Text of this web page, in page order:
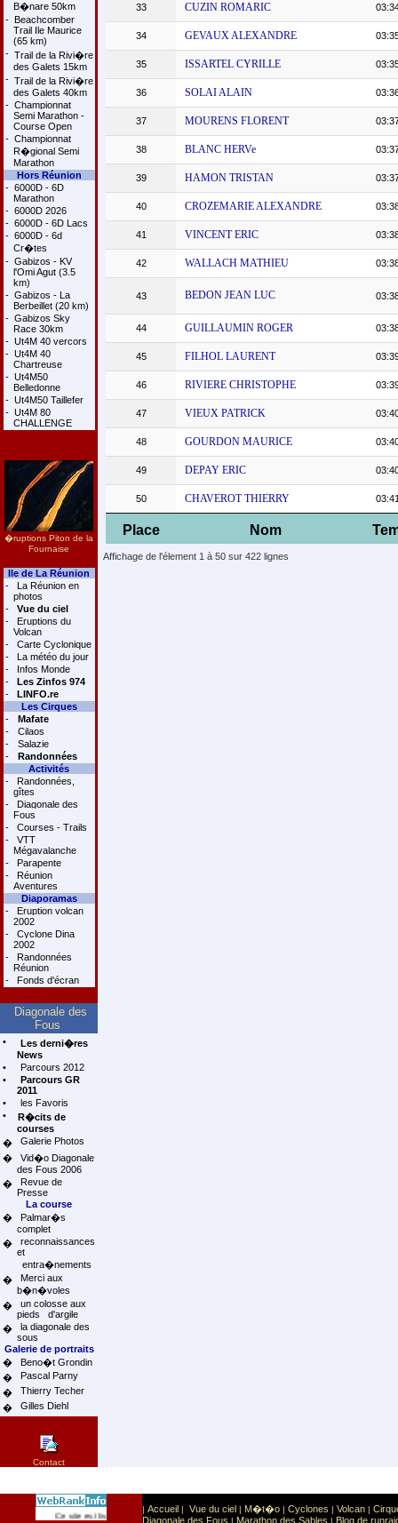
B�nare 50km
- Beachcomber
Trail Ile Maurice
(65 km)
- Trail de la Rivi�re
des Galets 15km
- Trail de la Rivi�re
des Galets 40km
- Championnat
Semi Marathon -
Course Open
- Championnat
R�gional Semi
Marathon
Hors Réunion
- 6000D - 6D
Marathon
- 6000D 2026
- 6000D - 6D Lacs
- 6000D - 6d
Cr�tes
- Gabizos - KV
l'Omi Agut (3.5
km)
- Gabizos - La
Berbeillet (20 km)
- Gabizos Sky
Race 30km
- Ut4M 40 vercors
- Ut4M 40
Chartreuse
- Ut4M50
Belledonne
- Ut4M50 Taillefer
- Ut4M 80
CHALLENGE
�ruptions Piton de la
Fournaise
Ile de La Réunion
-
La Réunion en
photos
-
Vue du ciel
-
Eruptions du
Volcan
-
Carte Cyclonique
-
La météo du jour
-
Infos Monde
-
Les Zinfos 974
-
LINFO.re
Les Cirques
-
Mafate
-
Cilaos
-
Salazie
-
Randonnées
Activités
-
Randonnées,
gîtes
-
Diagonale des
Fous
-
Courses - Trails
-
VTT
Mégavalanche
-
Parapente
-
Réunion
Aventures
Diaporamas
-
Eruption volcan
2002
-
Cyclone Dina
2002
-
Randonnées
Réunion
-
Fonds d'écran
Diagonale des
Fous
•
Les derni�res
News
•
Parcours 2012
•
Parcours GR
2011
•
les Favoris
•
R�cits de
courses
�
Galerie Photos
�
Vid�o Diagonale
des Fous 2006
�
Revue de
Presse
La course
�
Palmar�s
complet
�
reconnaissances
et
entra�nements
�
Merci aux
b�n�voles
�
un colosse aux
pieds d'argile
�
la diagonale des
sous
Galerie de portraits
�
Beno�t Grondin
�
Pascal Parny
�
Thierry Techer
�
Gilles Diehl
Contact
Place Nom
33 CUZIN ROMARIC
34 GEVAUX ALEXANDRE
35 ISSARTEL CYRILLE
36 SOLAI ALAIN
37 MOURENS FLORENT
38 BLANC HERVe
39 HAMON TRISTAN
40 CROZEMARIE ALEXANDRE
41 VINCENT ERIC
42 WALLACH MATHIEU
43 BEDON JEAN LUC
44 GUILLAUMIN ROGER
45 FILHOL LAURENT
46 RIVIERE CHRISTOPHE
47 VIEUX PATRICK
48 GOURDON MAURICE
49 DEPAY ERIC
50 CHAVEROT THIERRY
Affichage de l'élement 1 à 50 sur 422 lignes
Ce site est list� dans la cat�gorie Sport: Sports extr�mes
| Accueil | Vue du ciel | M�t�o | Cyclones | Volcan |
Diagonale des Fous | Marathon des Sables | Blog de